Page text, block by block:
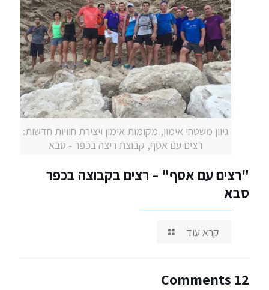
גיוון משטחי אימון, מקומות אימון ויצירת חוויות חדשות:
רצים עם אסף, קבוצת ריצה בכפר - סבא
"רצים עם אסף" – רצים בקבוצה בכפר
סבא
קרא עוד
12 Comments